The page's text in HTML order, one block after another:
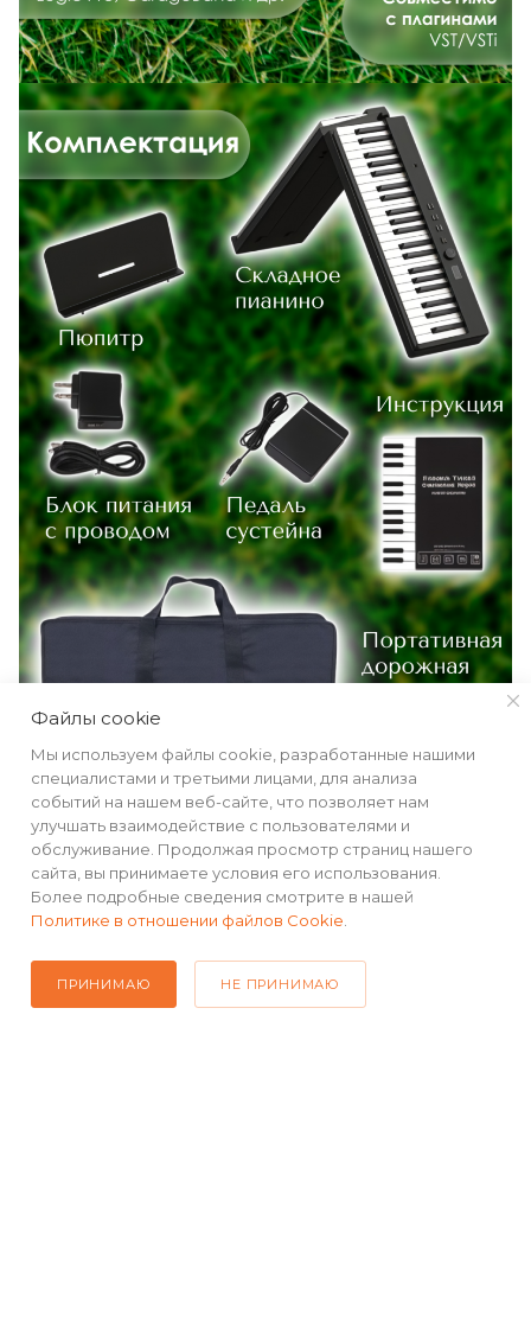
КАТАЛОГ
ПОМОЩЬ
Файлы cookie
Мы используем файлы cookie, разработанные нашими
специалистами и третьими лицами, для анализа
событий на нашем веб-сайте, что позволяет нам
улучшать взаимодействие с пользователями и
обслуживание. Продолжая просмотр страниц нашего
сайта, вы принимаете условия его использования.
Более подробные сведения смотрите в нашей
Политике в отношении файлов Cookie
ПРИНИМАЮ НЕ ПРИНИМАЮ